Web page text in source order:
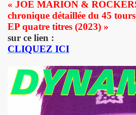
« JOE MARION &
chronique détaillée du 45 tours
EP quatre titres (2023) »
sur ce lien :
CLIQUEZ ICI
(2016) de DR JOHN
BENJAMIN SIKSOU dans
PARIS : chronique detaillee.
FAMILY les 19 et 20